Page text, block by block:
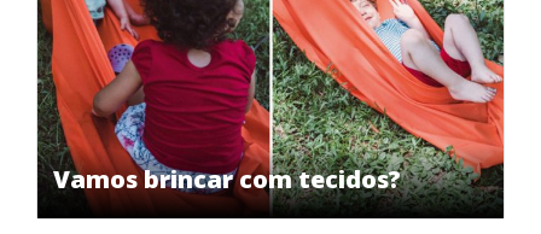
Vamos brincar com tecidos?